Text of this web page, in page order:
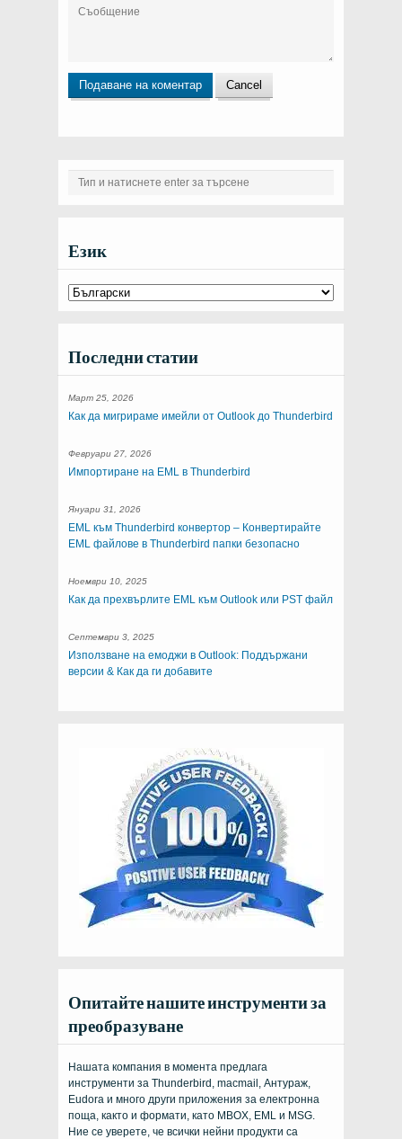
Език
Последни статии
Март 25, 2026
Как да мигрираме имейли от Outlook до Thunderbird
Февруари 27, 2026
Импортиране на EML в Thunderbird
Януари 31, 2026
EML към Thunderbird конвертор – Конвертирайте
EML файлове в Thunderbird папки безопасно
Ноември 10, 2025
Как да прехвърлите EML към Outlook или PST файл
Септември 3, 2025
Използване на емоджи в Outlook: Поддържани
версии & Как да ги добавите
Опитайте нашите инструменти за
преобразуване
Нашата компания в момента предлага
инструменти за Thunderbird, macmail, Антураж,
Eudora и много други приложения за електронна
поща, както и формати, като MBOX, EML и MSG.
Ние се уверете, че всички нейни продукти са